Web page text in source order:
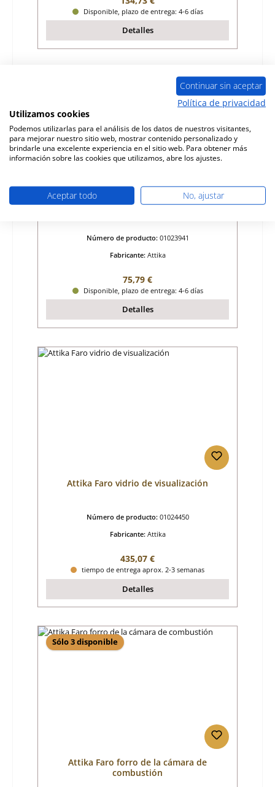
Disponible, plazo de entrega: 4-6 días
Detalles
Attika Faro rejilla de ceniza
Número de producto: 01023941
Fabricante: Attika
Precio normal:
75,79 €
Disponible, plazo de entrega: 4-6 días
Detalles
Attika Faro vidrio de visualización
Número de producto: 01024450
Fabricante: Attika
Precio normal:
435,07 €
tiempo de entrega aprox. 2-3 semanas
Detalles
Sólo 3 disponible
Attika Faro forro de la cámara de
combustión
Continuar sin aceptar
Política de privacidad
Utilizamos cookies
Podemos utilizarlas para el análisis de los datos de nuestros visitantes,
para mejorar nuestro sitio web, mostrar contenido personalizado y
brindarle una excelente experiencia en el sitio web. Para obtener más
información sobre las cookies que utilizamos, abre los ajustes.
Aceptar todo No, ajustar